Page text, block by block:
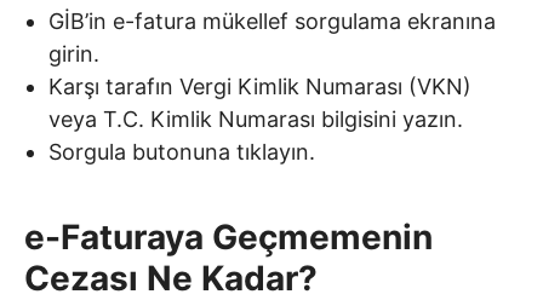
GİB’in e-fatura mükellef sorgulama ekranına
girin.
Karşı tarafın Vergi Kimlik Numarası (VKN)
veya T.C. Kimlik Numarası bilgisini yazın.
Sorgula butonuna tıklayın.
e-Faturaya Geçmemenin
Cezası Ne Kadar?